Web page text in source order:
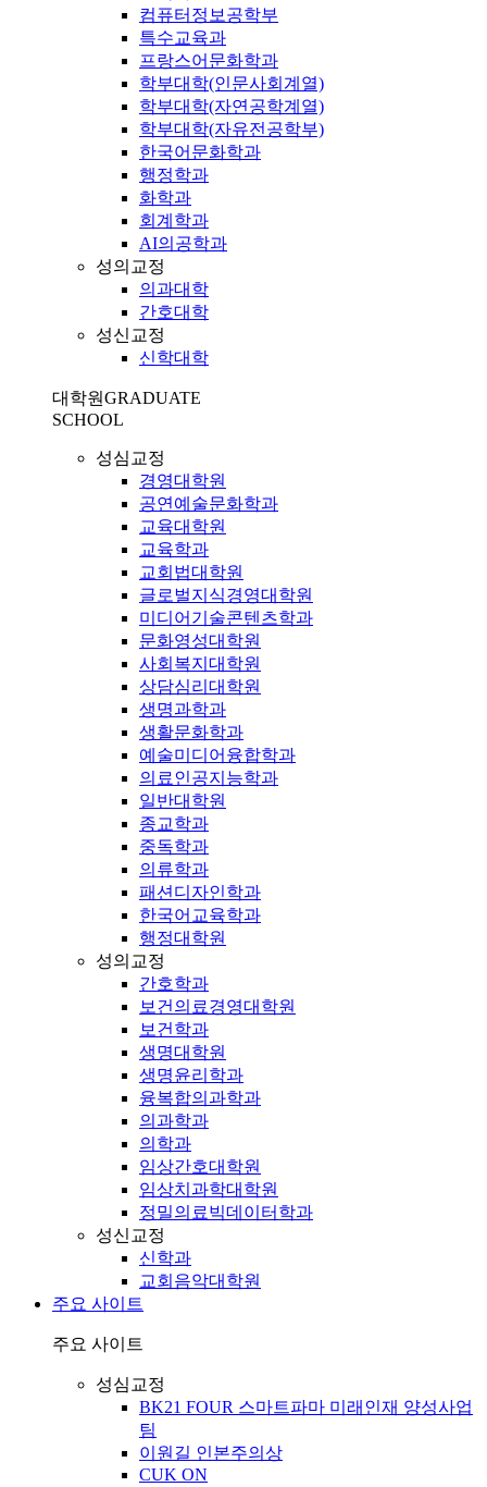
컴퓨터정보공학부
특수교육과
프랑스어문화학과
학부대학(인문사회계열)
학부대학(자연공학계열)
학부대학(자유전공학부)
한국어문화학과
행정학과
화학과
회계학과
AI의공학과
성의교정
의과대학
간호대학
성신교정
신학대학
대학원GRADUATE
SCHOOL
성심교정
경영대학원
공연예술문화학과
교육대학원
교육학과
교회법대학원
글로벌지식경영대학원
미디어기술콘텐츠학과
문화영성대학원
사회복지대학원
상담심리대학원
생명과학과
생활문화학과
예술미디어융합학과
의료인공지능학과
일반대학원
종교학과
중독학과
의류학과
패션디자인학과
한국어교육학과
행정대학원
성의교정
간호학과
보건의료경영대학원
보건학과
생명대학원
생명윤리학과
융복합의과학과
의과학과
의학과
임상간호대학원
임상치과학대학원
정밀의료빅데이터학과
성신교정
신학과
교회음악대학원
주요 사이트
주요 사이트
성심교정
BK21 FOUR 스마트파마 미래인재 양성사업
팀
이원길 인본주의상
CUK ON